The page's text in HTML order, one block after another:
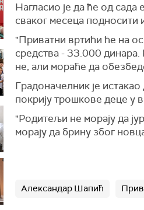
Нагласио је да ће од сада
сваког месеца подносити
"Приватни вртићи ће на
средства - 33.000
не, али мораће да
Градоначелник је
покрију трошкове деце у
"Родитељи не морају да
морају да брину због
Александар Шапић